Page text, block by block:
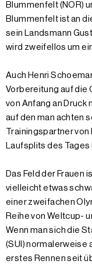
Blummenfelt (NOR)
Blummenfelt ist an
sein Landsmann
wird zweifellos um
Auch Henri
Vorbereitung auf die
von Anfang an Druck
auf den man achten
Trainingspartner
Laufsplits des Tages
Das Feld der Frauen
vielleicht etwas
einer zweifachen
Reihe von Weltcup-
Wenn man sich die
(SUI) normalerweise
erstes Rennen seit